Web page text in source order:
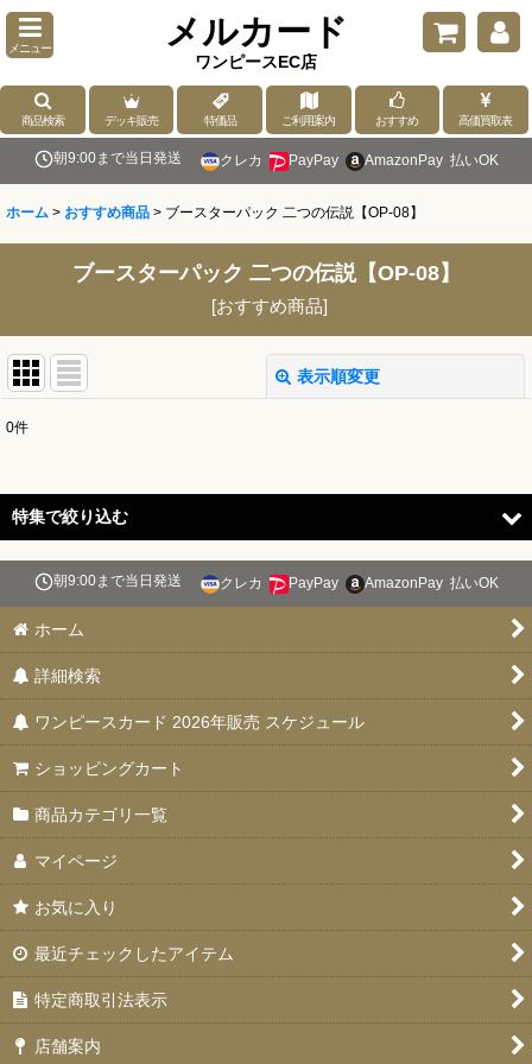
メニュー メルカード
ワンピースEC店
商品検索 デッキ販売 特価品 ご利用案内 おすすめ 高価買取表
朝9:00まで当日発送 クレカ PayPay AmazonPay 払いOK
ホーム > おすすめ商品 > ブースターパック 二つの伝説【OP-08】
ブースターパック 二つの伝説【OP-08】
[おすすめ商品]
表示順変更
並び順:
0件
特集で絞り込む
スタートデッキ 【ST-31〜36】
ブースターパック 決戦の刻【OP-16】
特価品
デッキ販売
プロモカード
ドン！！カード
未開封品
エクストラブースター EGGHEAD CRISIS(エッグヘッドクライ
朝9:00まで当日発送 クレカ PayPay AmazonPay 払いOK
ホーム
詳細検索
ワンピースカード 2026年販売 スケジュール
ショッピングカート
商品カテゴリ一覧
マイページ
お気に入り
最近チェックしたアイテム
特定商取引法表示
店舗案内